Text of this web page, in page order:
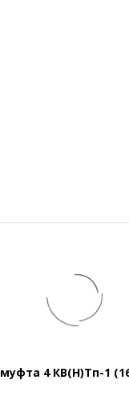
муфта 4 КВ(Н)Тп-1